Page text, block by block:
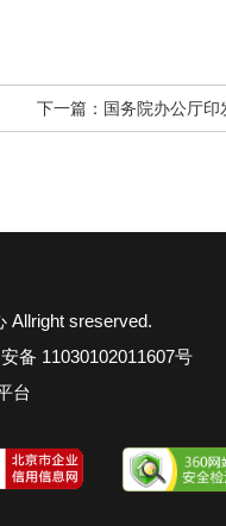
下一篇： 国务院办公厅
Allright sreserved.
备 11030102011607号
台